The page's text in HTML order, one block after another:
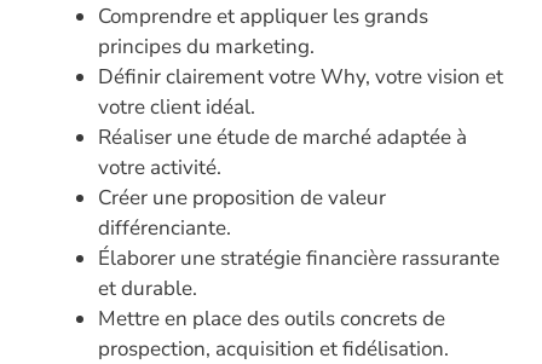
Comprendre et appliquer les grands
principes du marketing.
Définir clairement votre Why, votre vision et
votre client idéal.
Réaliser une étude de marché adaptée à
votre activité.
Créer une proposition de valeur
différenciante.
Élaborer une stratégie financière rassurante
et durable.
Mettre en place des outils concrets de
prospection, acquisition et fidélisation.